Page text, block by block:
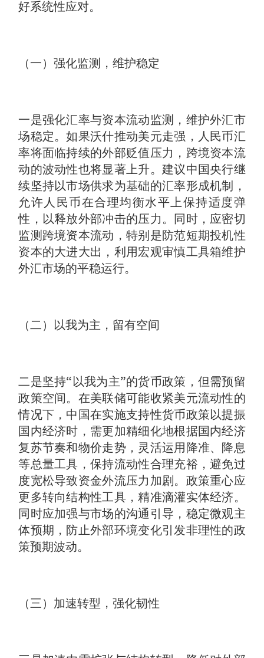
好系统性应对。
（一）强化监测，维护稳定
一是强化汇率与资本流动监测，维护外汇市
场稳定。如果沃什推动美元走强，人民币汇
率将面临持续的外部贬值压力，跨境资本流
动的波动性也将显著上升。建议中国央行继
续坚持以市场供求为基础的汇率形成机制，
允许人民币在合理均衡水平上保持适度弹
性，以释放外部冲击的压力。同时，应密切
监测跨境资本流动，特别是防范短期投机性
资本的大进大出，利用宏观审慎工具箱维护
外汇市场的平稳运行。
（二）以我为主，留有空间
二是坚持“以我为主”的货币政策，但需预留
政策空间。在美联储可能收紧美元流动性的
情况下，中国在实施支持性货币政策以提振
国内经济时，需更加精细化地根据国内经济
复苏节奏和物价走势，灵活运用降准、降息
等总量工具，保持流动性合理充裕，避免过
度宽松导致资金外流压力加剧。政策重心应
更多转向结构性工具，精准滴灌实体经济。
同时应加强与市场的沟通引导，稳定微观主
体预期，防止外部环境变化引发非理性的政
策预期波动。
（三）加速转型，强化韧性